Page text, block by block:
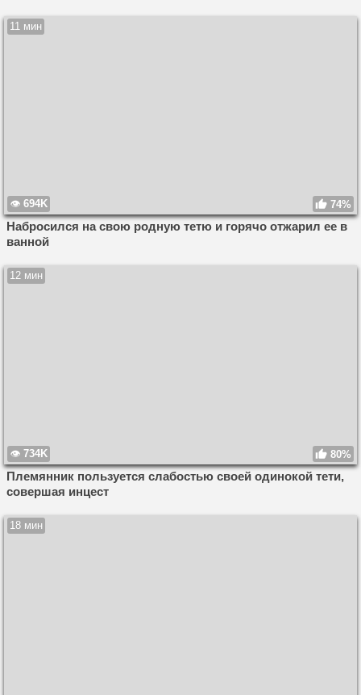
11 мин
694K 74%
Набросился на свою родную тетю и горячо отжарил ее в
ванной
12 мин
734K 80%
Племянник пользуется слабостью своей одинокой тети,
совершая инцест
18 мин